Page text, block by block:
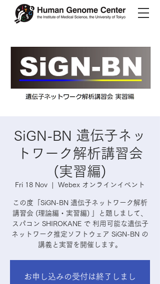
SiGN-BN 遺伝子ネッ
トワーク解析講習会
(実習編)
Fri 18 Nov Webex オンラインイベント
この度「SiGN-BN 遺伝子ネットワーク解析
講習会 (理論編・実習編) 」と題しまして、
スパコン SHIROKANE で 利用可能な遺伝子
ネットワーク推定ソフトウェア SiGN-BN の
講義と実習を開催します。
お申し込みの受付は終了しまし